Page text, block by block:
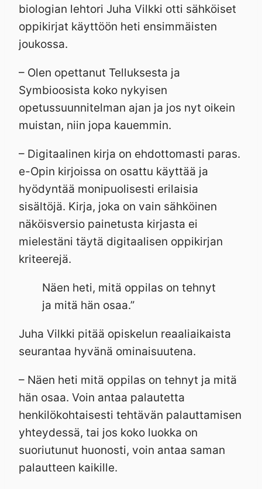
biologian lehtori Juha Vilkki otti sähköiset
oppikirjat käyttöön heti ensimmäisten
joukossa.
– Olen opettanut Telluksesta ja
Symbioosista koko nykyisen
opetussuunnitelman ajan ja jos nyt oikein
muistan, niin jopa kauemmin.
– Digitaalinen kirja on ehdottomasti paras.
e-Opin kirjoissa on osattu käyttää ja
hyödyntää monipuolisesti erilaisia
sisältöjä. Kirja, joka on vain sähköinen
näköisversio painetusta kirjasta ei
mielestäni täytä digitaalisen oppikirjan
kriteerejä.
Näen heti, mitä oppilas on tehnyt
ja mitä hän osaa.”
Juha Vilkki pitää opiskelun reaaliaikaista
seurantaa hyvänä ominaisuutena.
– Näen heti mitä oppilas on tehnyt ja mitä
hän osaa. Voin antaa palautetta
henkilökohtaisesti tehtävän palauttamisen
yhteydessä, tai jos koko luokka on
suoriutunut huonosti, voin antaa saman
palautteen kaikille.